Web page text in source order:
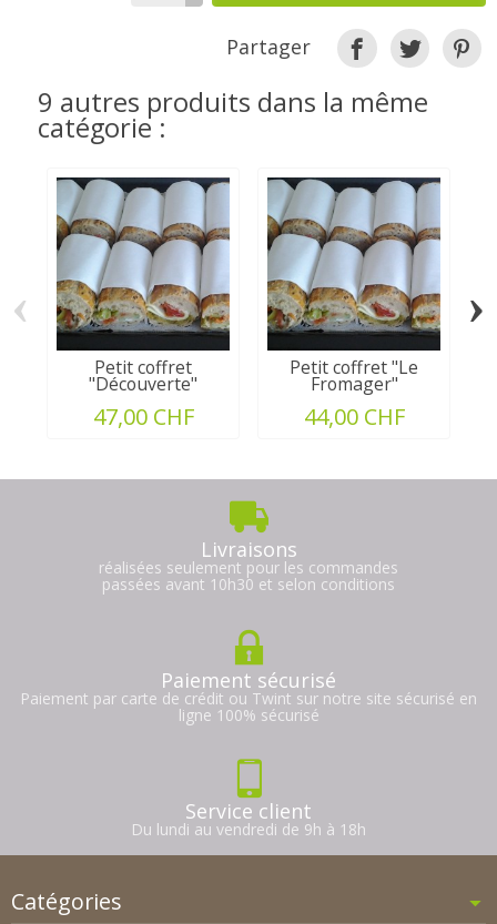
Partager
9 autres produits dans la même
catégorie :
Petit coffret
"Découverte"
47,00 CHF
Petit coffret "Le
Fromager"
44,00 CHF
‹ ›
Livraisons
réalisées seulement pour les commandes
passées avant 10h30 et selon conditions
Paiement sécurisé
Paiement par carte de crédit ou Twint sur notre site sécurisé en
ligne 100% sécurisé
Service client
Du lundi au vendredi de 9h à 18h
Catégories